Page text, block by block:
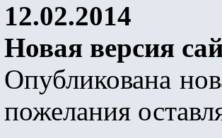
12.02.2014
Новая версия
Опубликована
пожелания